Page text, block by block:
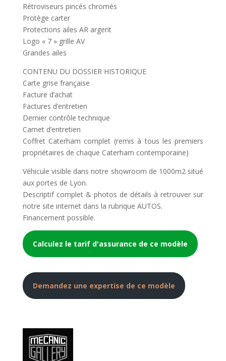
Rétroviseurs pincés chromés
Protège carter
Protections ailes AR argent
Logo « 7 » grille AV
Grandes ailes
CONTENU DU DOSSIER HISTORIQUE
Carte grise française
Facture d’achat
Factures d’entretien
Dernier contrôle technique
Carnet d’entretien
Coffret Caterham complet (remis à tous les premiers
propriétaires de chaque Caterham contemporaine)
Véhicule visible dans notre showroom de 1000m2 situé
aux portes de Lyon.
Descriptif complet & photos de détails à retrouver sur
notre site internet dans la rubrique AUTOS.
Financement possible.
Calculez le tarif d'assurance de ce modèle
Demandez une expertise de ce modèle